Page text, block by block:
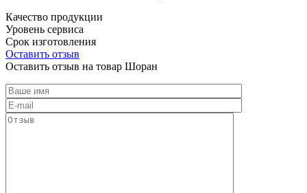
Качество продукции
Уровень сервиса
Срок изготовления
Оставить отзыв
Оставить отзыв на товар Шоран